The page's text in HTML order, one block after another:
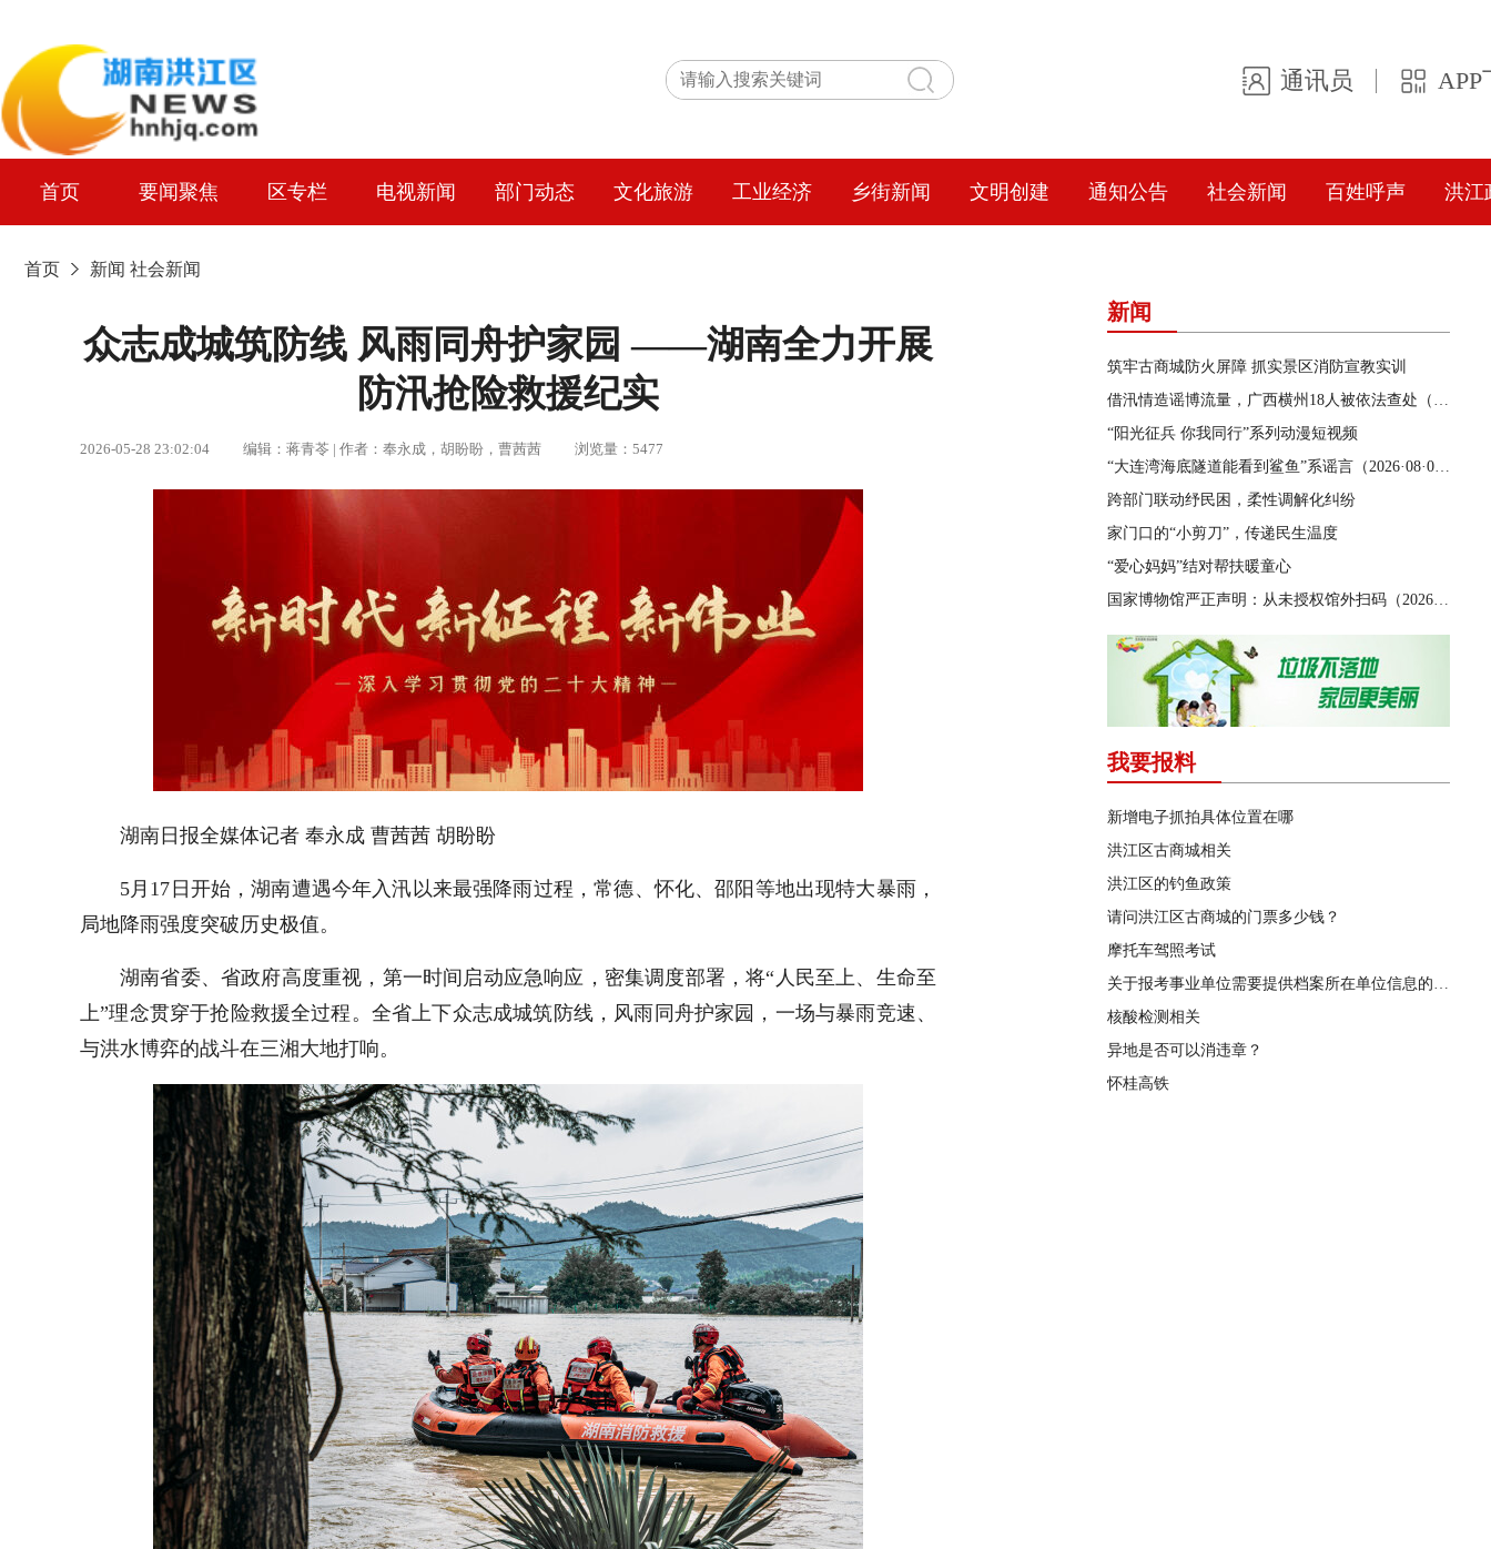
通讯员 APP
首页 要闻聚焦 区专栏 电视新闻 部门动态 文化旅游 工业经济 乡街新闻 文明创建 通知公告 社会新闻 百姓呼声 洪江
首页 新闻 社会新闻
众志成城筑防线 风雨同舟护家园 ——湖南全力开展
防汛抢险救援纪实
2026-05-28 23:02:04 编辑：蒋青苓 | 作者：奉永成，胡盼盼，曹茜茜 浏览量：5477
湖南日报全媒体记者 奉永成 曹茜茜 胡盼盼
5月17日开始，湖南遭遇今年入汛以来最强降雨过程，常德、怀化、邵阳等地出现特大暴雨，
局地降雨强度突破历史极值。
湖南省委、省政府高度重视，第一时间启动应急响应，密集调度部署，将“人民至上、生命至
上”理念贯穿于抢险救援全过程。全省上下众志成城筑防线，风雨同舟护家园，一场与暴雨竞速、
与洪水博弈的战斗在三湘大地打响。
新闻
筑牢古商城防火屏障 抓实景区消防宣教实训
借汛情造谣博流量，广西横州18人被依法查处（2026·08·05）
“阳光征兵 你我同行”系列动漫短视频
“大连湾海底隧道能看到鲨鱼”系谣言（2026·08·04）
跨部门联动纾民困，柔性调解化纠纷
家门口的“小剪刀”，传递民生温度
“爱心妈妈”结对帮扶暖童心
国家博物馆严正声明：从未授权馆外扫码（2026·08·03）
我要报料
新增电子抓拍具体位置在哪
洪江区古商城相关
洪江区的钓鱼政策
请问洪江区古商城的门票多少钱？
摩托车驾照考试
关于报考事业单位需要提供档案所在单位信息的问题
核酸检测相关
异地是否可以消违章？
怀桂高铁